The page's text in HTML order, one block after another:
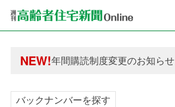
NEW!
年間購読制度変更のお知らせ
年間購読制度変更のお知らせ
バックナンバーを探す